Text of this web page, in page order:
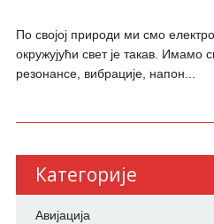
По својој природи ми смо
окружујући свет је такав. Имамо
резонансе, вибрације, напон...
Категорије
Авијација